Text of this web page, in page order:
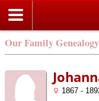
Our Family
1867 -